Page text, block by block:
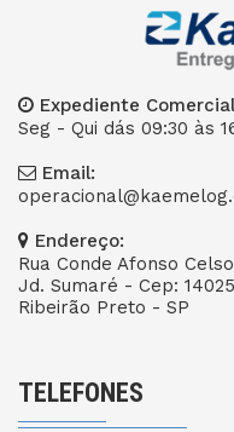
Expediente
Seg - Qui dás 09:30 às
Email:
Endereço:
Rua Conde Afonso
Jd. Sumaré - Cep:
Ribeirão Preto - SP
TELEFONES